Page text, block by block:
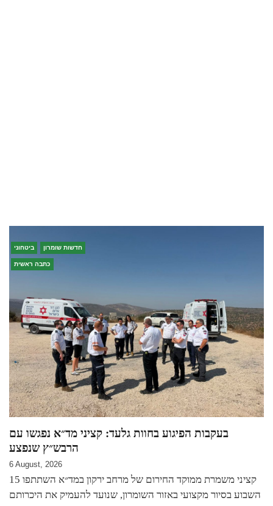
ביטחוני חדשות שומרון
כתבה ראשית
בעקבות הפיגוע בחוות גלעד: קציני מד״א נפגשו עם
הרבש״ץ שנפצע
6 August, 2026
15 קציני משמרת ממוקד החירום של מרחב ירקון במד״א השתתפו
השבוע בסיור מקצועי באזור השומרון, שנועד להעמיק את היכרותם